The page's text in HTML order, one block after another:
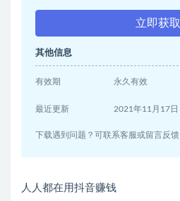
立即获取
其他信息
有效期 永久有效
最近更新 2021年11月17日
下载遇到问题？可联系客服或留言反馈
人人都在用抖音赚钱